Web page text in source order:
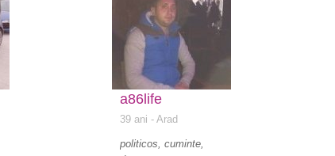
a86life
39 ani - Arad
politicos, cuminte,